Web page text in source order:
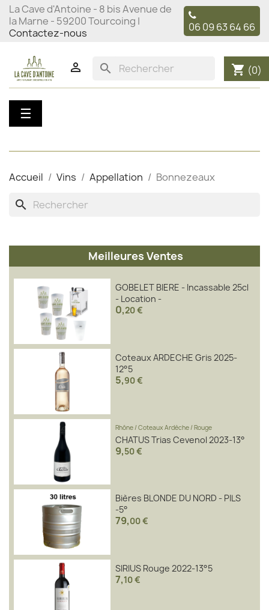
La Cave d'Antoine - 8 bis Avenue de
la Marne - 59200 Tourcoing |
Contactez-nous
06 09 63 64 66
 search shopping_cart (0)
Basculer
la
☰
Accueil Vins Appellation Bonnezeaux
search
Meilleures Ventes
GOBELET BIERE - Incassable 25cl
- Location -
0,20 €
Coteaux ARDECHE Gris 2025-
12°5
5,90 €
Rhône/Coteaux Ardèche/Rouge
CHATUS Trias Cevenol 2023-13°
9,50 €
Bières BLONDE DU NORD - PILS
-5°
79,00 €
SIRIUS Rouge 2022-13°5
7,10 €